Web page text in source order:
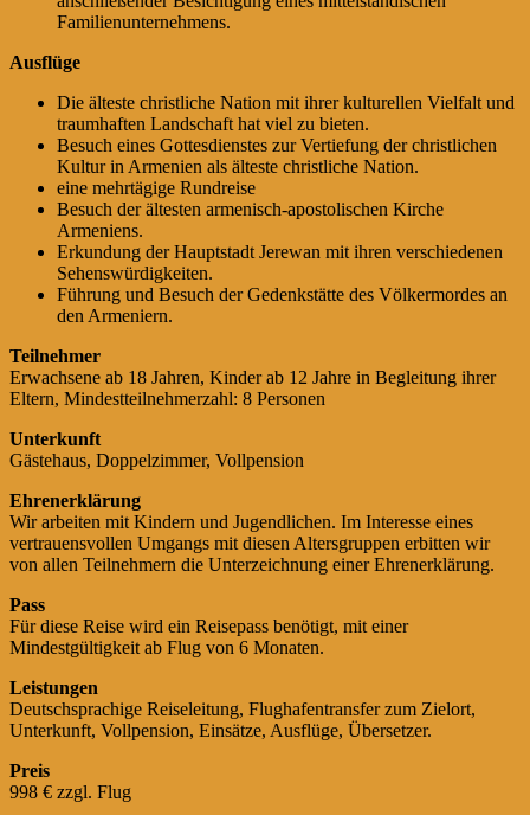
Familienunternehmens.
Ausflüge
Die älteste christliche Nation mit ihrer kulturellen Vielfalt und
traumhaften Landschaft hat viel zu bieten.
Besuch eines Gottesdienstes zur Vertiefung der christlichen
Kultur in Armenien als älteste christliche Nation.
eine mehrtägige Rundreise
Besuch der ältesten armenisch-apostolischen Kirche
Armeniens.
Erkundung der Hauptstadt Jerewan mit ihren verschiedenen
Sehenswürdigkeiten.
Führung und Besuch der Gedenkstätte des Völkermordes an
den Armeniern.
Teilnehmer
Erwachsene ab 18 Jahren, Kinder ab 12 Jahre in Begleitung ihrer
Eltern, Mindestteilnehmerzahl: 8 Personen
Unterkunft
Gästehaus, Doppelzimmer, Vollpension
Ehrenerklärung
Wir arbeiten mit Kindern und Jugendlichen. Im Interesse eines
vertrauensvollen Umgangs mit diesen Altersgruppen erbitten wir
von allen Teilnehmern die Unterzeichnung einer Ehrenerklärung.
Pass
Für diese Reise wird ein Reisepass benötigt, mit einer
Mindestgültigkeit ab Flug von 6 Monaten.
Leistungen
Deutschsprachige Reiseleitung, Flughafentransfer zum Zielort,
Unterkunft, Vollpension, Einsätze, Ausflüge, Übersetzer.
Preis
998 € zzgl. Flug